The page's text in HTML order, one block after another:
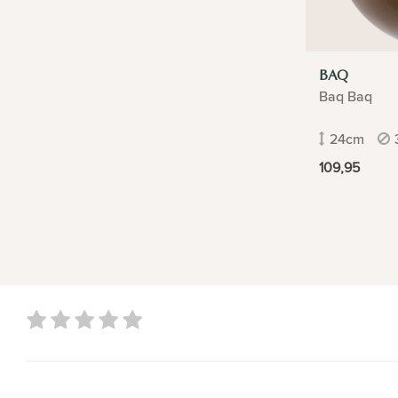
BAQ
Baq Baq
24cm
109,95